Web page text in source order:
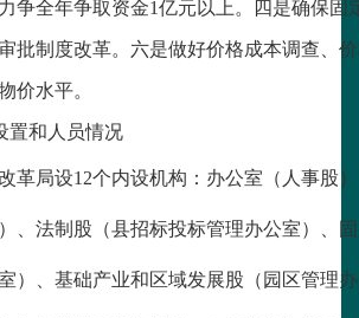
争全年争取资金1亿元以上。四是确保固
批制度改革。六是做好价格成本调查、
价水平。
置和人员情况
革局设12个内设机构：办公室（人事股
、法制股（县招标投标管理办公室）、
）、基础产业和区域发展股（园区管理